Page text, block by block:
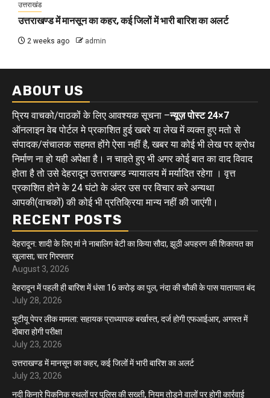
उत्तराखंड
उत्तराखण्ड में मानसून का कहर, कई जिलों में भारी बारिश का अलर्ट
2 weeks ago admin
ABOUT US
प्रिय वाचको/पाठकों के लिए आवश्यक सूचना –न्यूज़ पोस्ट 24×7
ऑनलाइन वेब पोर्टल मे प्रकाशित हुई खबरे या लेख में व्यक्त हुए मतो से
संपादक/संचालक सहमत होंगे ऐसा नहीं है, खबर या कोई भी लेख पर क्रोध
निर्माण ना हो यही अपेक्षा है। न चाहते हुए भी अगर कोई बात का वाद विवाद
होता है तो उसे देहरादून उत्तराखण्ड न्यायालय में मर्यादित रहेगा । वृत्त
प्रकाशित होने के 24 घंटो के अंदर उस पर विचार करे अन्यथा
आपकी(वाचकों) की कोई भी प्रतिक्रिया मान्य नहीं की जाएंगी।
RECENT POSTS
देहरादून: शादी के लिए मां ने नाबालिग बेटी का किया सौदा, झूठी अपहरण की शिकायत का
खुलासा; चार गिरफ्तार
August 3, 2026
देहरादून में पहली ही बारिश में धंसा 16 करोड़ का पुल, नंदा की चौकी के पास यातायात बंद
July 28, 2026
यूटीयू पेपर लीक मामला: सहायक प्राध्यापक बर्खास्त, दर्ज होगी एफआईआर, अगस्त में
दोबारा होगी परीक्षा
July 23, 2026
उत्तराखण्ड में मानसून का कहर, कई जिलों में भारी बारिश का अलर्ट
July 23, 2026
नदी किनारे पिकनिक स्थलों पर पुलिस की सख्ती, नियम तोड़ने वालों पर होगी कार्रवाई